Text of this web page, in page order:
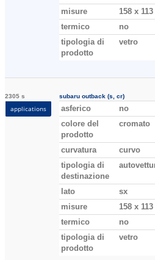
misure
158 x 113
termico
no
tipologia di
prodotto
vetro
2305 s
applications
subaru outback (s, cr)
asferico
no
colore del
prodotto
cromato
curvatura
curvo
tipologia di
destinazione
lato
sx
misure
158 x 113
termico
no
tipologia di
prodotto
vetro